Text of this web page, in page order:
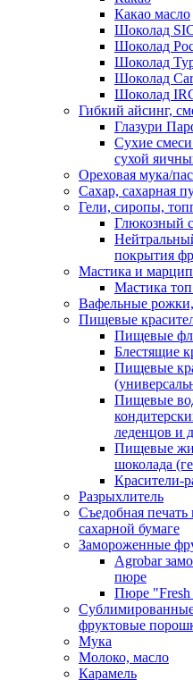
Какао масло
Шоколад
Шоколад
Шоколад
Шоколад
Шоколад
Гибкий айсинг,
Глазури
Сухие смеси
сухой
Ореховая мука/
Сахар, сахарная
Гели, сиропы,
Глюкозный
покрытия
Мастика и
Мастика
Вафельные рожки,
Пищевые
Пищевые
Блестящие
Пищевые
Пищевые
леденцов и
Пищевые
шоколада
Красители-
Разрыхлитель
Съедобная
сахарной бумаге
Замороженные
Agrobar
пюре
Пюре "Fresh
фруктовые
Мука
Молоко, масло
Карамель